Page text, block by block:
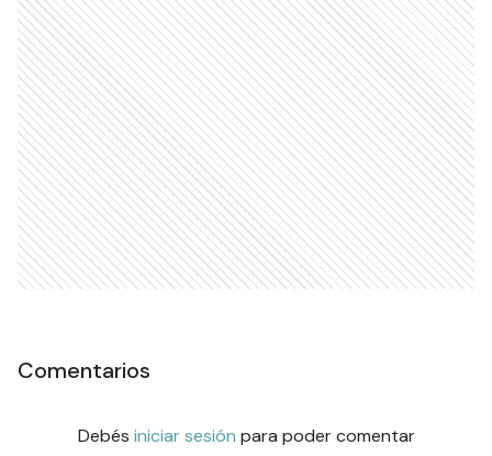
Comentarios
Debés iniciar sesión para poder comentar